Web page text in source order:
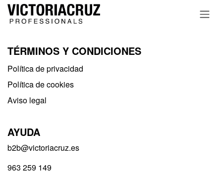
Ir al contenido
TÉRMINOS Y CONDICIONES
Política de privacidad​
Política de cookies
Aviso legal
AYUDA
b2b@victoriacruz.es
963 259 149